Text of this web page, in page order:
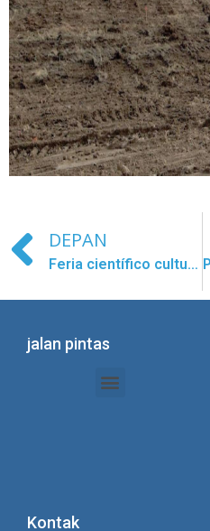
DEPAN
Feria científico cultural
jalan pintas
Kontak